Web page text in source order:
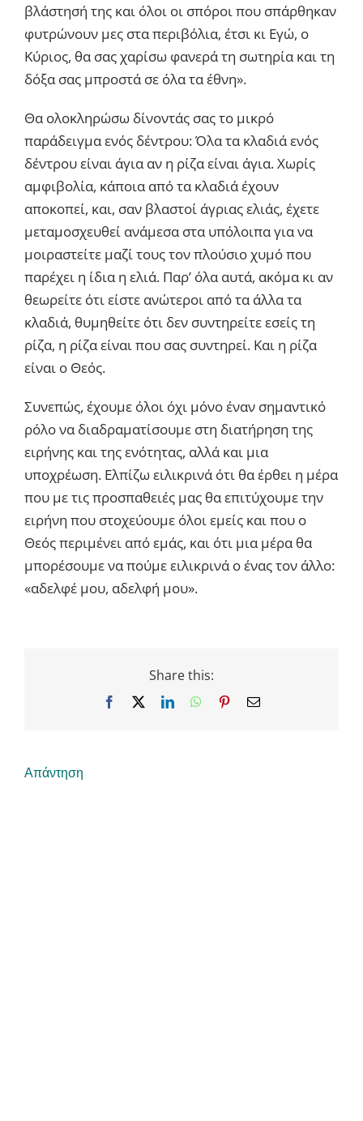
βλάστησή της και όλοι οι σπόροι που σπάρθηκαν
φυτρώνουν μες στα περιβόλια, έτσι κι Εγώ, ο
Κύριος, θα σας χαρίσω φανερά τη σωτηρία και τη
δόξα σας μπροστά σε όλα τα έθνη».
Θα ολοκληρώσω δίνοντάς σας το μικρό
παράδειγμα ενός δέντρου: Όλα τα κλαδιά ενός
δέντρου είναι άγια αν η ρίζα είναι άγια. Χωρίς
αμφιβολία, κάποια από τα κλαδιά έχουν
αποκοπεί, και, σαν βλαστοί άγριας ελιάς, έχετε
μεταμοσχευθεί ανάμεσα στα υπόλοιπα για να
μοιραστείτε μαζί τους τον πλούσιο χυμό που
παρέχει η ίδια η ελιά. Παρ’ όλα αυτά, ακόμα κι αν
θεωρείτε ότι είστε ανώτεροι από τα άλλα τα
κλαδιά, θυμηθείτε ότι δεν συντηρείτε εσείς τη
ρίζα, η ρίζα είναι που σας συντηρεί. Και η ρίζα
είναι ο Θεός.
Συνεπώς, έχουμε όλοι όχι μόνο έναν σημαντικό
ρόλο να διαδραματίσουμε στη διατήρηση της
ειρήνης και της ενότητας, αλλά και μια
υποχρέωση. Ελπίζω ειλικρινά ότι θα έρθει η μέρα
που με τις προσπαθειές μας θα επιτύχουμε την
ειρήνη που στοχεύουμε όλοι εμείς και που ο
Θεός περιμένει από εμάς, και ότι μια μέρα θα
μπορέσουμε να πούμε ειλικρινά ο ένας τον άλλο:
«αδελφέ μου, αδελφή μου».
Share this:
Facebook LinkedInWhatsApp
PinterestEmail
Απάντηση